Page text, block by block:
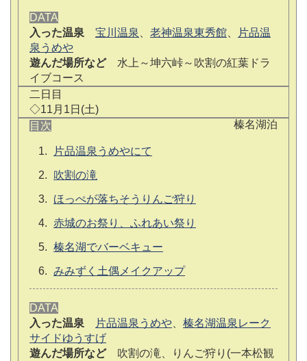
DATA
入った温泉
宝川温泉 老神温泉東秀館
片品温
泉うめや
遊んだ場所など水上～坤六峠～吹割の紅葉ドラ
イブコース
二日目
◇11月1日(土)
榛名湖泊
目次
片品温泉うめやにて
吹割の滝
ほっぺが落ちそうりんご狩り
赤城のお祭り、ふれあい祭り
榛名湖でバーベキュー
みみずく土偶メイクアップ
DATA
入った温泉
片品温泉うめや
榛名湖温泉レーク
サイドゆうすげ
遊んだ場所など吹割の滝、りんご狩り(一本松観